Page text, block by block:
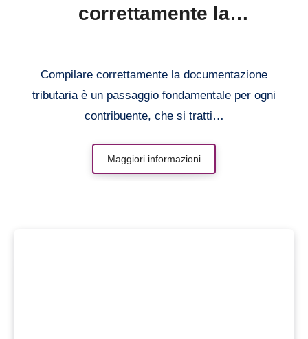
correttamente la
Compilare correttamente la documentazione
tributaria è un passaggio fondamentale per ogni
contribuente, che si tratti…
Maggiori informazioni